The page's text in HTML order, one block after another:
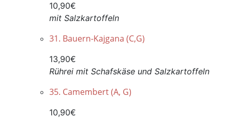
10,90€
mit Salzkartoffeln
31. Bauern-Kajgana (C,G)
13,90€
Rührei mit Schafskäse und Salzkartoffeln
35. Camembert (A, G)
10,90€